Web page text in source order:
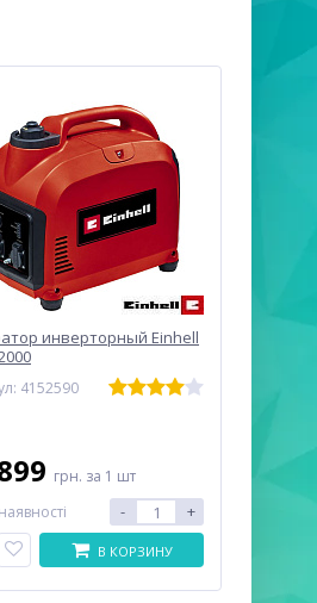
инверторный Einhell
4152590
грн. за 1 шт
- +
В КОРЗИНУ